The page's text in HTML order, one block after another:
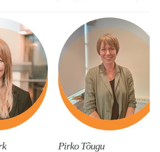
Pirko Tõugu